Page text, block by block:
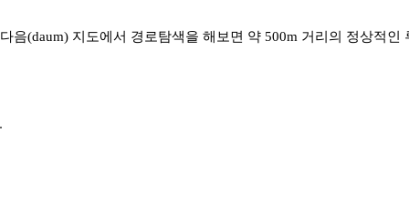
다음(daum) 지도에서 경로탐색을 해보면 약 500m 거리의 정상적인